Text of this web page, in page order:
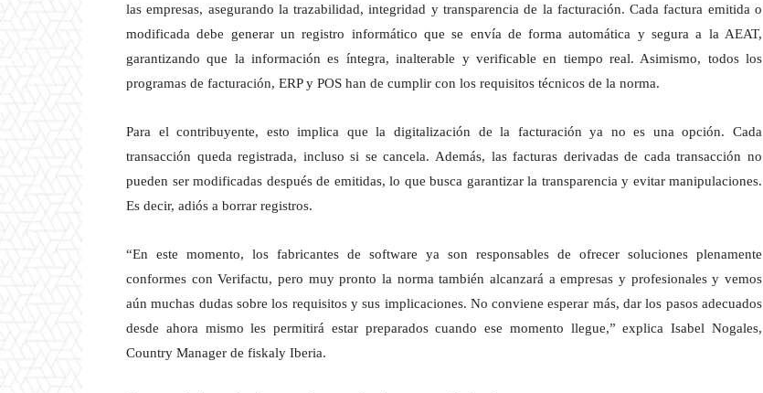
las empresas, asegurando la trazabilidad, integridad y transparencia de la facturación. Cada factura emitida o
modificada debe generar un registro informático que se envía de forma automática y segura a la AEAT,
garantizando que la información es íntegra, inalterable y verificable en tiempo real. Asimismo, todos los
programas de facturación, ERP y POS han de cumplir con los requisitos técnicos de la norma.
Para el contribuyente, esto implica que la digitalización de la facturación ya no es una opción. Cada
transacción queda registrada, incluso si se cancela. Además, las facturas derivadas de cada transacción no
pueden ser modificadas después de emitidas, lo que busca garantizar la transparencia y evitar manipulaciones.
Es decir, adiós a borrar registros.
“En este momento, los fabricantes de software ya son responsables de ofrecer soluciones plenamente
conformes con Verifactu, pero muy pronto la norma también alcanzará a empresas y profesionales y vemos
aún muchas dudas sobre los requisitos y sus implicaciones. No conviene esperar más, dar los pasos adecuados
desde ahora mismo les permitirá estar preparados cuando ese momento llegue,” explica Isabel Nogales,
Country Manager de fiskaly Iberia.